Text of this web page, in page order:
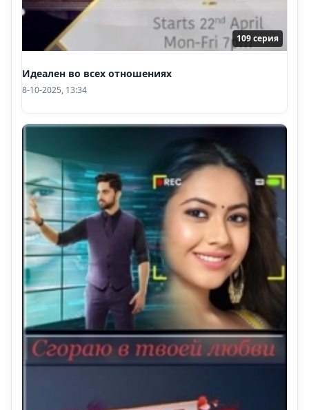
109 серия
Идеален во всех отношениях
8-10-2025, 13:34